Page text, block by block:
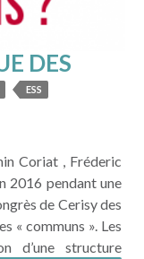
DES
ESS
Coriat , Fréderic
2016 pendant une
de Cerisy des
« communs ». Les
d’une structure